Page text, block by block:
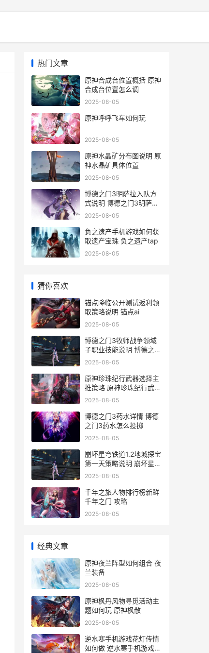
热门文章
原神合成台位置概括 原神
合成台位置怎么调
2025-08-05
原神呼呼飞车如何玩
2025-08-05
原神水晶矿分布图说明 原
神水晶矿具体位置
2025-08-05
博德之门3明萨拉入队方
式说明 博德之门3明萨拉
和哈尔辛能共存吗
2025-08-05
负之遗产手机游戏如何获
取遗产宝珠 负之遗产tap
2025-08-05
猜你喜欢
锚点降临公开测试返利领
取策略说明 锚点ai
2025-08-05
博德之门3牧师战争领域
子职业技能说明 博德之门
3牧师升级表
2025-08-05
原神珍珠纪行武器选择主
推策略 原神珍珠纪行武器
推荐
2025-08-05
博德之门3药水详情 博德
之门3药水怎么投掷
2025-08-05
崩坏星穹铁道1.2地城探宝
第一天策略说明 崩坏星穹
铁道12泰坦分别是谁
2025-08-05
千年之旅人物排行榜新鲜
千年之门 攻略
2025-08-05
经典文章
原神夜兰阵型如何组合 夜
兰装备
2025-08-05
原神枫丹风物寻觅活动主
题如何玩 原神枫散
2025-08-05
逆水寒手机游戏花灯传情
如何做 逆水寒手机游戏可